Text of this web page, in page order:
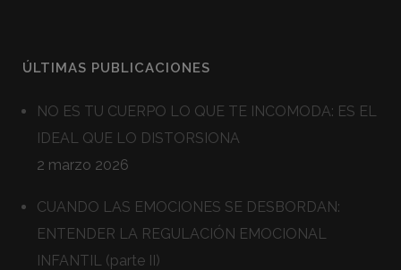
ÚLTIMAS PUBLICACIONES
NO ES TU CUERPO LO QUE TE INCOMODA: ES EL
IDEAL QUE LO DISTORSIONA
2 marzo 2026
CUANDO LAS EMOCIONES SE DESBORDAN:
ENTENDER LA REGULACIÓN EMOCIONAL
INFANTIL (parte II)